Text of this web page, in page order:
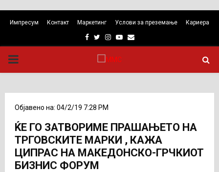
Импресум Контакт Маркетинг Услови за преземање Кариера
Facebook
TwitterInstagram
Youtube
Email
PRIMARY
Објавено на: 04/2/19 7:28 PM
ЌЕ ГО ЗАТВОРИМЕ ПРАШАЊЕТО НА
ТРГОВСКИТЕ МАРКИ , КАЖА
ЦИПРАС НА МАКЕДОНСКО-ГРЧКИОТ
БИЗНИС ФОРУМ